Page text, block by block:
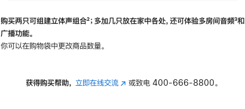
购买两只可组建立体声组合脚
²；多加几只放在家中各处，还可体验多‍房‍间音频脚
³和
广播功能。
你可以在购物袋中更改商品数量。
获得购买帮助， 立即在线交流(在 或致电 400-666-8800。